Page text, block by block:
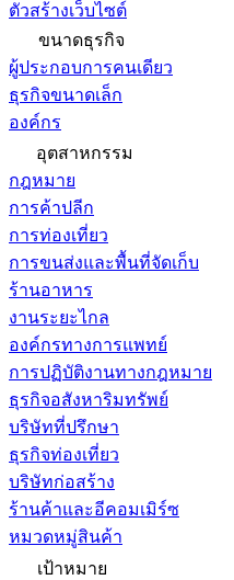
ตัวสร้างเว็บไซต์
ขนาดธุรกิจ
ผู้ประกอบการคนเดียว
ธุรกิจขนาดเล็ก
องค์กร
อุตสาหกรรม
กฎหมาย
การค้าปลีก
การท่องเที่ยว
การขนส่งและพื้นที่จัดเก็บ
ร้านอาหาร
งานระยะไกล
องค์กรทางการแพทย์
การปฏิบัติงานทางกฎหมาย
ธุรกิจอสังหาริมทรัพย์
บริษัทที่ปรึกษา
ธุรกิจท่องเที่ยว
บริษัทก่อสร้าง
ร้านค้าและอีคอมเมิร์ซ
หมวดหมู่สินค้า
เป้าหมาย